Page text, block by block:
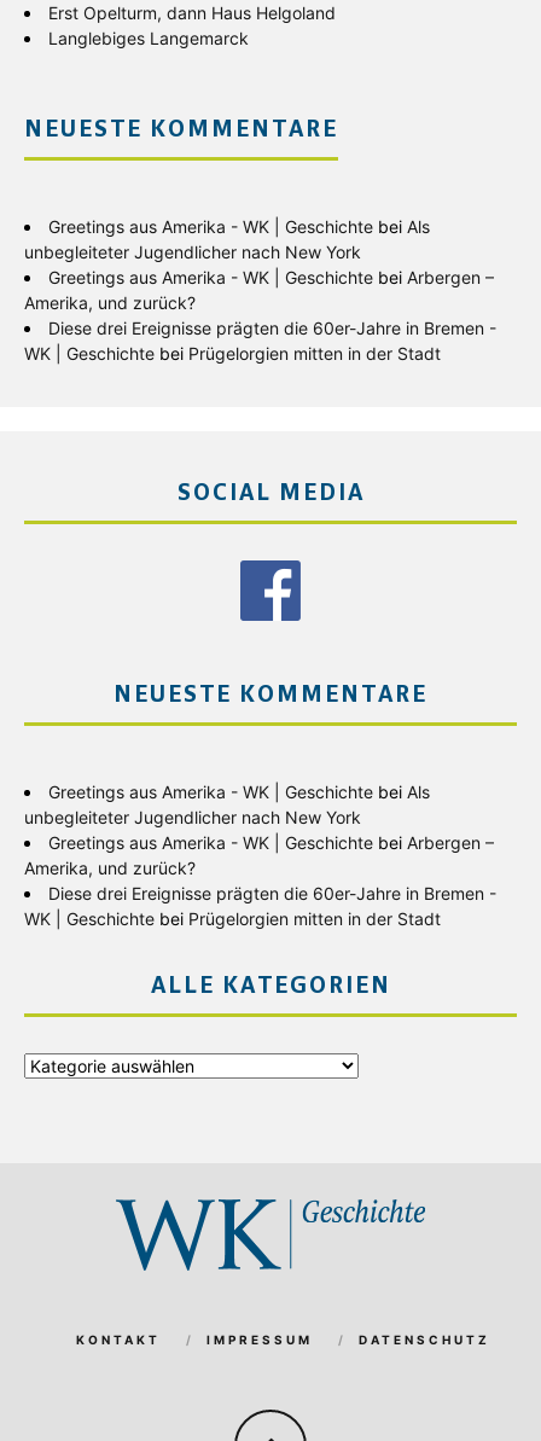
Erst Opelturm, dann Haus Helgoland
Langlebiges Langemarck
NEUESTE KOMMENTARE
Greetings aus Amerika - WK | Geschichte bei Als
unbegleiteter Jugendlicher nach New York
Greetings aus Amerika - WK | Geschichte bei Arbergen –
Amerika, und zurück?
Diese drei Ereignisse prägten die 60er-Jahre in Bremen -
WK | Geschichte bei Prügelorgien mitten in der Stadt
SOCIAL MEDIA
NEUESTE KOMMENTARE
Greetings aus Amerika - WK | Geschichte bei Als
unbegleiteter Jugendlicher nach New York
Greetings aus Amerika - WK | Geschichte bei Arbergen –
Amerika, und zurück?
Diese drei Ereignisse prägten die 60er-Jahre in Bremen -
WK | Geschichte bei Prügelorgien mitten in der Stadt
ALLE KATEGORIEN
Alle
KONTAKT IMPRESSUM DATENSCHUTZ